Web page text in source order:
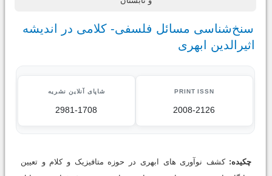
سنخ‌شناسی مسائل فلسفی- کلامی در اندیشه
اثیرالدین ابهری
PRINT ISSN
2008-2126
شاپای آنلاین نشریه
2981-1708
چکیده: کشف نوآوری های ابهری در حوزه متافیزیک و کلام و تعیین